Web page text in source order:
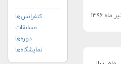
کنفرانس‌ها
مسابقات
دوره‌ها
نمایشگاه‌ها